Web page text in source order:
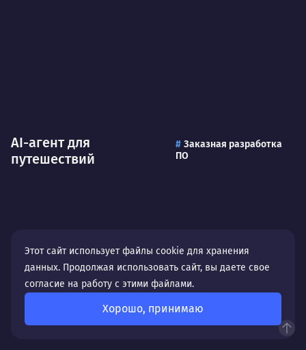
AI-агент для
путешествий
Заказная разработка
ПО
Генерация КП Заказная разработка ПО
Этот сайт использует файлы cookie для хранения
данных. Продолжая использовать сайт, вы даете свое
согласие на работу с этими файлами.
Хорошо, принимаю